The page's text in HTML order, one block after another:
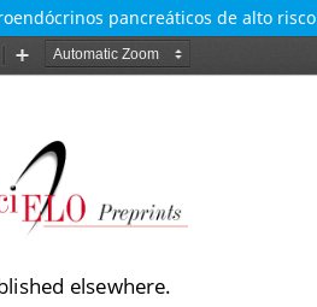
pancreáticos de alto risco